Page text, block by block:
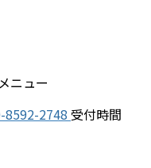
ニュー
8592-2748 受付時間